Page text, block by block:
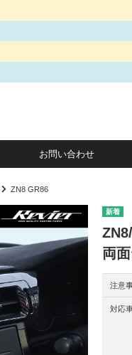
お問い合わせ
ZN8 GR86
両
注意
対応